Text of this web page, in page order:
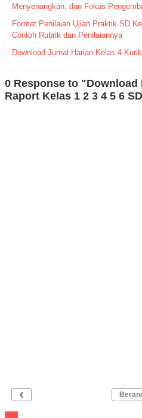
Menyenangkan, dan Fokus
Format Penilaian Ujian Praktik SD
Contoh Rubrik dan Penilaiannya
Download Jurnal Harian Kelas 4
0 Response to
Raport Kelas 1 2 3 4 5 6
‹